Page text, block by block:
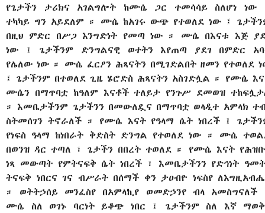
የጌታችን ታሪክና አገልግሎት ከሙሴ ጋር ተመሳሳይ ስለሆነ ነው
ተካካይ ግን አይደለም ። ሙሴ ከአገሩ ውጭ የተወለደ ነው ፤
በዚህ ምድር በሥጋ እንግድነት የመጣ ነው ። ሙሴ በእናቱ እጅ
ነው ፤ ጌታችንም ድንግልናዊ ወተትን እየጠጣ ያደገ በምድር
የሌለው ነው ። ሙሴ ፈርዖን ሕጻናትን በሚገድልበት ዘመን የተወለደ
፤ ጌታችንም በተወለደ ጊዜ ሄሮድስ ሕጻናትን አስገድሏል ። የሙሴ
ሙሴን በማጥባቷ ከዓለም እናቶች ተለይታ የንጉሥ ደመወዝ
። እመቤታችንም ጌታችንን በመውለዷና በማጥባቷ ወላዲተ አምላክ
ስትመሰገን ትኖራለች ። የሙሴ እናት የዓላማ ሴት ነበረች ፤
የነፍስ ዓላማ ከነበራት ቅድስት ድንግል የተወለደ ነው ። ሙሴ
በወንዝ ዳር ተጣለ ፣ ጌታችን በበረት ተወለደ ። የሙሴ እናት
ነጻ መውጣት የምትናፍቅ ሴት ነበረች ፣ እመቤታችንን የድኅነት
ትናፍቅ ነበርና ገና ብሥራት በሰማች ቀን ታዐብዮ ነፍስየ
። ወትትኃሰይ መንፈስየ በአምላኪየ ወመድኃንየ ብላ አመስግናለች
ሙሴ ስለ ወገኑ ባርነት ይቆጭ ነበር ፤ ጌታችንም ስለ እኛ